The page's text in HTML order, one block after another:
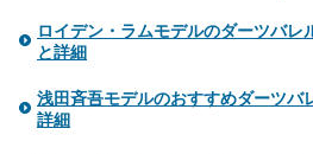
ロイデン・ラムモデルのダーツバレ
と詳細
浅田斉吾モデルのおすすめダーツバ
詳細